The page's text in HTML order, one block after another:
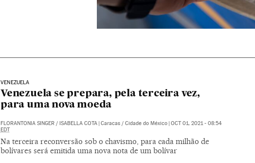
VENEZUELA
Venezuela se prepara, pela terceira vez,
para uma nova moeda
FLORANTONIA SINGER/ ISABELLA COTA Caracas / Cidade do México OCT 01, 2021 - 08:54
EDT
Na terceira reconversão sob o chavismo, para cada milhão de
bolívares será emitida uma nova nota de um bolívar